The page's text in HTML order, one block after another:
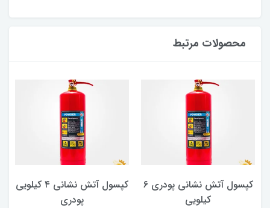
محصولات مرتبط
کپسول آتش نشانی پودری ۶
کیلویی
کپسول آتش نشانی ۴ کیلویی
پودری